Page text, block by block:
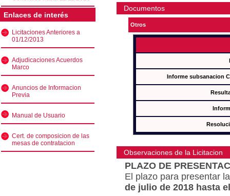
Enlaces de interés
Licitaciones Anteriores a
01/12/2013
Adjudicaciones Acuerdos
Marco
Anuncios de Informacion
Previa
Manual de Usuario
Cert. de composicion de las
mesas de contratacion
Documentos
Otros
Informe subsanacion
Observaciones de la Licitacion
PLAZO DE
El plazo para presentar
de julio de 2018 hasta